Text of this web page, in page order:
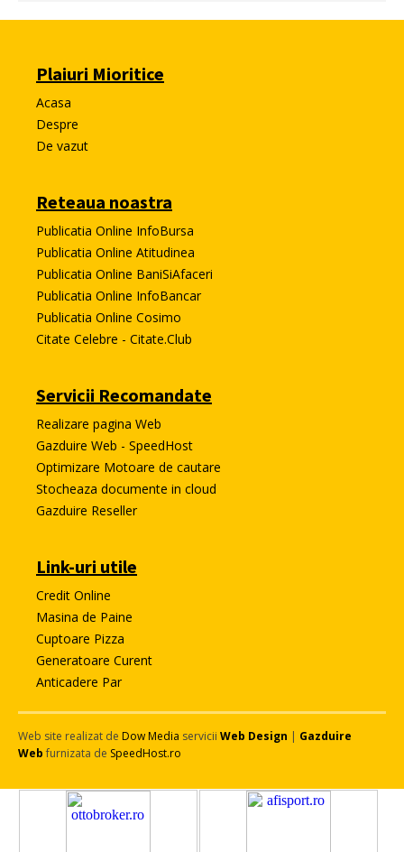
Plaiuri Mioritice
Acasa
Despre
De vazut
Reteaua noastra
Publicatia Online InfoBursa
Publicatia Online Atitudinea
Publicatia Online BaniSiAfaceri
Publicatia Online InfoBancar
Publicatia Online Cosimo
Citate Celebre - Citate.Club
Servicii Recomandate
Realizare pagina Web
Gazduire Web - SpeedHost
Optimizare Motoare de cautare
Stocheaza documente in cloud
Gazduire Reseller
Link-uri utile
Credit Online
Masina de Paine
Cuptoare Pizza
Generatoare Curent
Anticadere Par
Web site realizat de Dow Media servicii Web Design | Gazduire
Webfurnizata de SpeedHost.ro